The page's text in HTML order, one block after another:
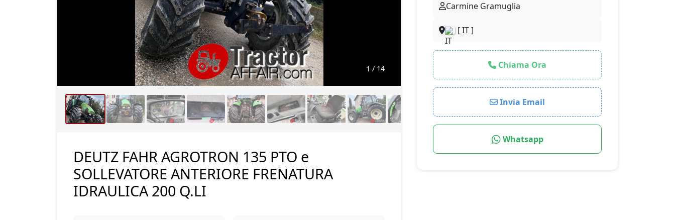
1 / 14
PTO SOLLEVATORE ANTERIORE
SUPER RIDUTTORE
FRENATURA IDRAULICA 200 Q.LI
DEUTZ FAHR AGROTRON 135 PTO e
SOLLEVATORE ANTERIORE FRENATURA
IDRAULICA 200 Q.LI
Carmine Gramuglia
[ IT ]
Chiama Ora
Invia Email
Whatsapp